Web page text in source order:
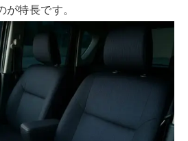
が特長です。